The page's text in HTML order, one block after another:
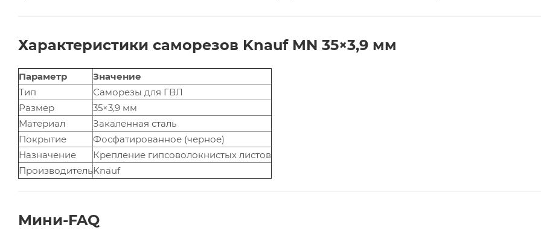
Характеристики саморезов Knauf MN 35×3,9 мм
Параметр
Значение
Тип
Саморезы для ГВЛ
Размер
35×3,9 мм
Материал
Закаленная сталь
Покрытие
Фосфатированное (черное)
Назначение
Крепление гипсоволокнистых листов
ПроизводительKnauf
Мини-FAQ